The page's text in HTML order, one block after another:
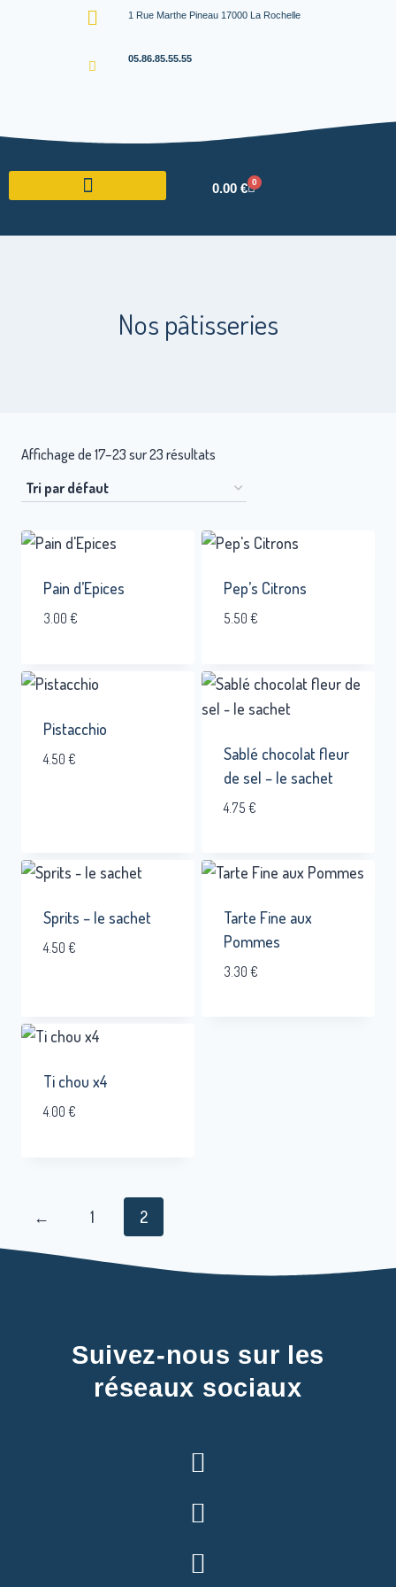
1 Rue Marthe Pineau 17000 La Rochelle
05.86.85.55.55
0.00 € 0
Nos pâtisseries
Affichage de 17–23 sur 23 résultats
Pain d’Epices
3.00 €
Pep’s Citrons
5.50 €
Pistacchio
4.50 €
Sablé chocolat fleur
de sel – le sachet
4.75 €
Sprits – le sachet
4.50 €
Tarte Fine aux
Pommes
3.30 €
Ti chou x4
4.00 €
← 1 2
Suivez-nous sur les
réseaux sociaux